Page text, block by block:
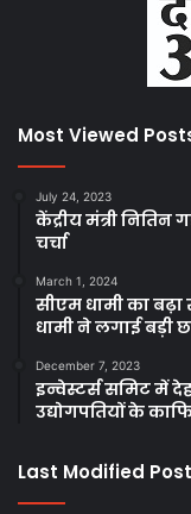
Most Viewed
July 24, 2023
केंद्रीय मंत्री नितिन
चर्चा
March 1, 2024
सीएम धामी का बढ़ा
धामी ने लगाई बड़ी
December 7, 2023
इन्वेस्टर्स समिट में
उद्योगपतियों के
Last Modified